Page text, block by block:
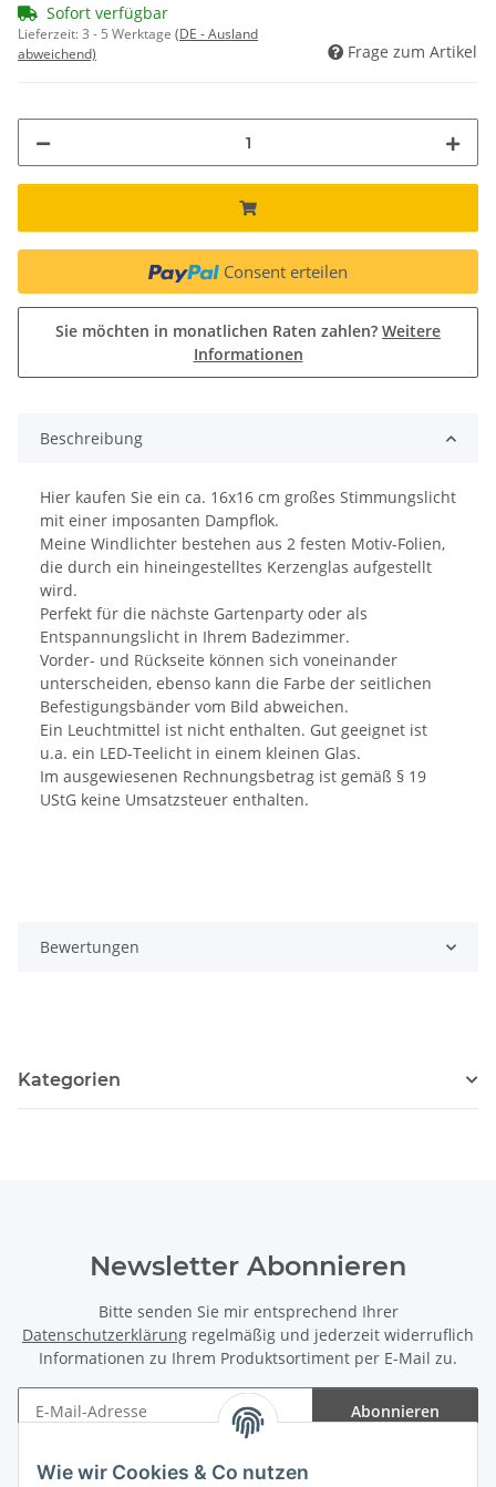
Wie wir Cookies & Co nutzen
Sofort verfügbar
Lieferzeit:3 - 5 Werktage (DE - Ausland
abweichend)
Frage zum Artikel
Consent erteilen
Sie möchten in monatlichen Raten zahlen? Weitere
Informationen
Beschreibung
Hier kaufen Sie ein ca. 16x16 cm großes Stimmungslicht
mit einer imposanten Dampflok.
Meine Windlichter bestehen aus 2 festen Motiv-Folien,
die durch ein hineingestelltes Kerzenglas aufgestellt
wird.
Perfekt für die nächste Gartenparty oder als
Entspannungslicht in Ihrem Badezimmer.
Vorder- und Rückseite können sich voneinander
unterscheiden, ebenso kann die Farbe der seitlichen
Befestigungsbänder vom Bild abweichen.
Ein Leuchtmittel ist nicht enthalten. Gut geeignet ist
u.a. ein LED-Teelicht in einem kleinen Glas.
Im ausgewiesenen Rechnungsbetrag ist gemäß § 19
UStG keine Umsatzsteuer enthalten.
Bewertungen
Kategorien
Newsletter Abonnieren
Bitte senden Sie mir entsprechend Ihrer
Datenschutzerklärung regelmäßig und jederzeit widerruflich
Informationen zu Ihrem Produktsortiment per E-Mail zu.
Abonnieren